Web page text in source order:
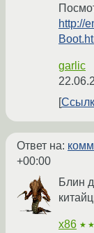
http://
garlic
Ответ на:
+00:00
Блин
x86 ★★